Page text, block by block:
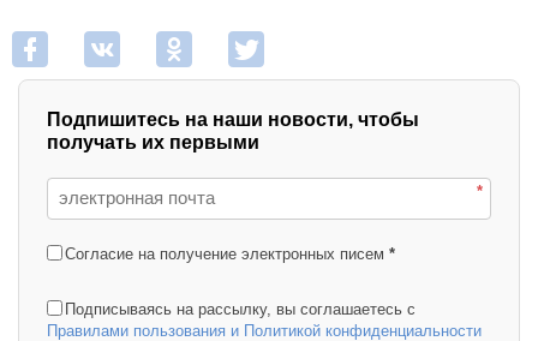
Подпишитесь на наши новости, чтобы
получать их первыми
*
Согласие на получение электронных писем *
Подписываясь на рассылку, вы соглашаетесь с
Правилами пользования и Политикой конфиденциальности